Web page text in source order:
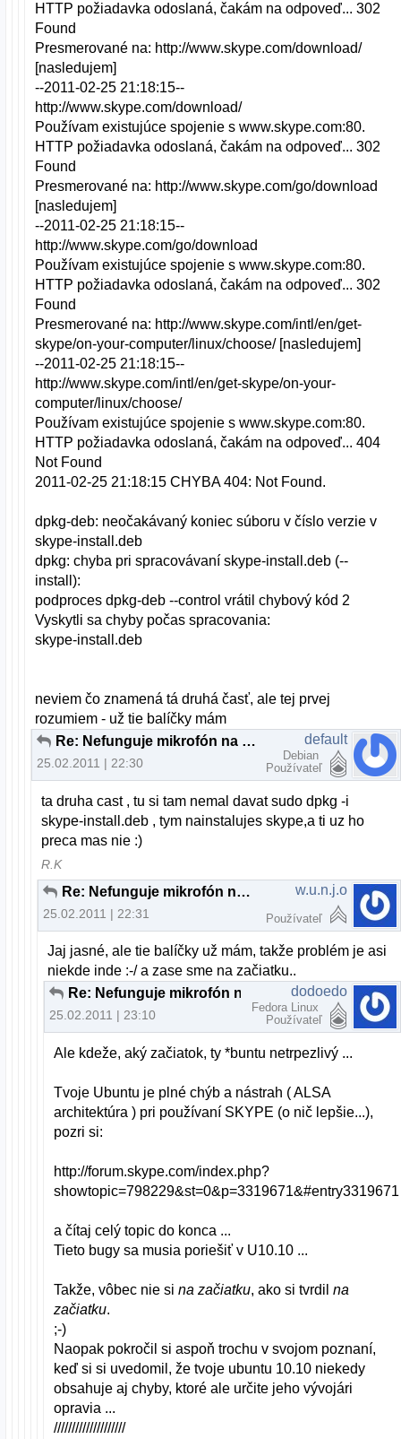
HTTP požiadavka odoslaná, čakám na odpoveď... 302
Found
Presmerované na: http://www.skype.com/download/
[nasledujem]
--2011-02-25 21:18:15--
http://www.skype.com/download/
Používam existujúce spojenie s www.skype.com:80.
HTTP požiadavka odoslaná, čakám na odpoveď... 302
Found
Presmerované na: http://www.skype.com/go/download
[nasledujem]
--2011-02-25 21:18:15--
http://www.skype.com/go/download
Používam existujúce spojenie s www.skype.com:80.
HTTP požiadavka odoslaná, čakám na odpoveď... 302
Found
Presmerované na: http://www.skype.com/intl/en/get-
skype/on-your-computer/linux/choose/ [nasledujem]
--2011-02-25 21:18:15--
http://www.skype.com/intl/en/get-skype/on-your-
computer/linux/choose/
Používam existujúce spojenie s www.skype.com:80.
HTTP požiadavka odoslaná, čakám na odpoveď... 404
Not Found
2011-02-25 21:18:15 CHYBA 404: Not Found.
dpkg-deb: neočakávaný koniec súboru v číslo verzie v
skype-install.deb
dpkg: chyba pri spracovávaní skype-install.deb (--
install):
podproces dpkg-deb --control vrátil chybový kód 2
Vyskytli sa chyby počas spracovania:
skype-install.deb
neviem čo znamená tá druhá časť, ale tej prvej
rozumiem - už tie balíčky mám
Re: Nefunguje mikrofón na skype
25.02.2011 | 22:30
default
Debian
Používateľ
ta druha cast , tu si tam nemal davat sudo dpkg -i
skype-install.deb , tym nainstalujes skype,a ti uz ho
preca mas nie :)
R.K
Re: Nefunguje mikrofón na skype
25.02.2011 | 22:31
w.u.n.j.o
Používateľ
Jaj jasné, ale tie balíčky už mám, takže problém je asi
niekde inde :-/ a zase sme na začiatku..
25.02.2011 | 23:10
dodoedo
Fedora Linux
Používateľ
Ale kdeže, aký začiatok, ty *buntu netrpezlivý ...
Tvoje Ubuntu je plné chýb a nástrah ( ALSA
architektúra ) pri používaní SKYPE (o nič lepšie...),
pozri si:
http://forum.skype.com/index.php?
showtopic=798229&st=0&p=3319671&#entry3319671
a čítaj celý topic do konca ...
Tieto bugy sa musia poriešiť v U10.10 ...
Takže, vôbec nie sina začiatku, ako si tvrdilna
začiatku.
;-)
Naopak pokročil si aspoň trochu v svojom poznaní,
keď si si uvedomil, že tvoje ubuntu 10.10 niekedy
obsahuje aj chyby, ktoré ale určite jeho vývojári
opravia ...
////////////////////